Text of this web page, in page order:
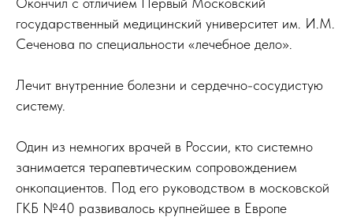
государственный медицинский университет им. И.М.
Сеченова по специальности «лечебное дело».
Лечит внутренние болезни и сердечно-сосудистую
систему.
Один из немногих врачей в России, кто системно
занимается терапевтическим сопровождением
онкопациентов. Под его руководством в московской
ГКБ №40 развивалось крупнейшее в Европе